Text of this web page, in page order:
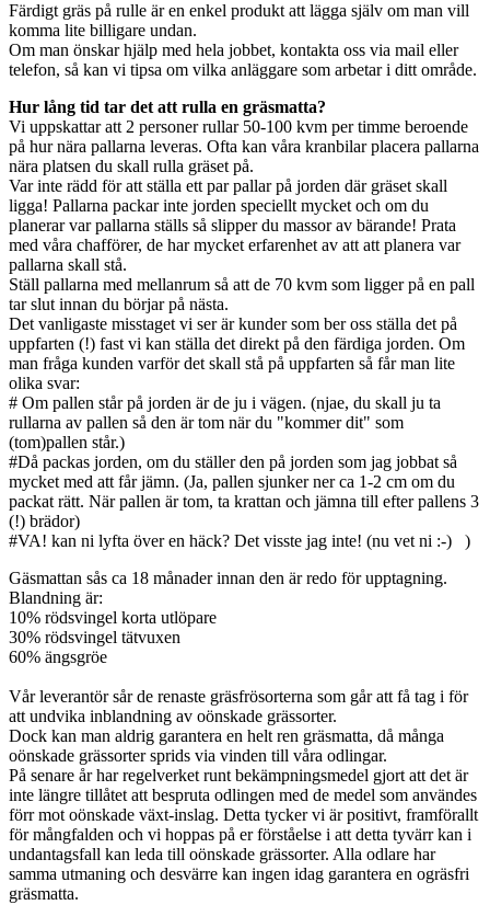
Färdigt gräs på rulle är en enkel produkt att lägga själv om man vill
komma lite billigare undan.
Om man önskar hjälp med hela jobbet, kontakta oss via mail eller
telefon, så kan vi tipsa om vilka anläggare som arbetar i ditt område.
Hur lång tid tar det att rulla en gräsmatta?
Vi uppskattar att 2 personer rullar 50-100 kvm per timme beroende
på hur nära pallarna leveras. Ofta kan våra kranbilar placera pallarna
nära platsen du skall rulla gräset på.
Var inte rädd för att ställa ett par pallar på jorden där gräset skall
ligga! Pallarna packar inte jorden speciellt mycket och om du
planerar var pallarna ställs så slipper du massor av bärande! Prata
med våra chafförer, de har mycket erfarenhet av att att planera var
pallarna skall stå.
Ställ pallarna med mellanrum så att de 70 kvm som ligger på en pall
tar slut innan du börjar på nästa.
Det vanligaste misstaget vi ser är kunder som ber oss ställa det på
uppfarten (!) fast vi kan ställa det direkt på den färdiga jorden. Om
man fråga kunden varför det skall stå på uppfarten så får man lite
olika svar:
# Om pallen står på jorden är de ju i vägen. (njae, du skall ju ta
rullarna av pallen så den är tom när du "kommer dit" som
(tom)pallen står.)
#Då packas jorden, om du ställer den på jorden som jag jobbat så
mycket med att får jämn. (Ja, pallen sjunker ner ca 1-2 cm om du
packat rätt. När pallen är tom, ta krattan och jämna till efter pallens 3
(!) brädor)
#VA! kan ni lyfta över en häck? Det visste jag inte! (nu vet ni :-) )
Gäsmattan sås ca 18 månader innan den är redo för upptagning.
Blandning är:
10% rödsvingel korta utlöpare
30% rödsvingel tätvuxen
60% ängsgröe
Vår leverantör sår de renaste gräsfrösorterna som går att få tag i för
att undvika inblandning av oönskade grässorter.
Dock kan man aldrig garantera en helt ren gräsmatta, då många
oönskade grässorter sprids via vinden till våra odlingar.
På senare år har regelverket runt bekämpningsmedel gjort att det är
inte längre tillåtet att bespruta odlingen med de medel som användes
förr mot oönskade växt-inslag. Detta tycker vi är positivt, framförallt
för mångfalden och vi hoppas på er förståelse i att detta tyvärr kan i
undantagsfall kan leda till oönskade grässorter. Alla odlare har
samma utmaning och desvärre kan ingen idag garantera en ogräsfri
gräsmatta.